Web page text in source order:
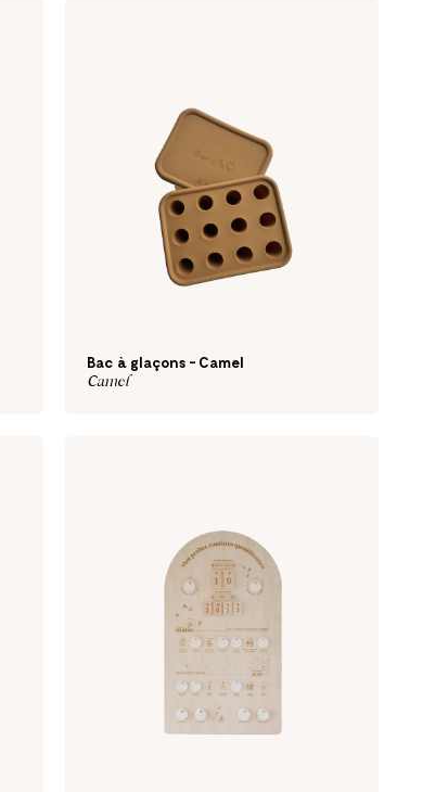
Bac à glaçons - Camel
Camel